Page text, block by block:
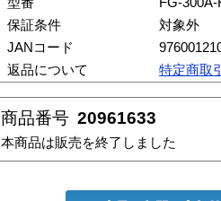
保証条件
対象外
JANコード
返品について
特定商取
商品番号 20961633
本商品は販売を終了しました